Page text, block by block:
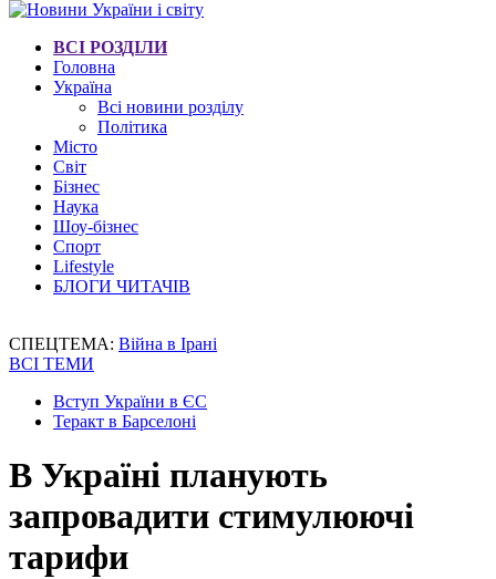
ВСІ РОЗДІЛИ
Головна
Україна
Всі новини розділу
Політика
Місто
Світ
Бізнес
Наука
Шоу-бізнес
Спорт
Lifestyle
БЛОГИ ЧИТАЧІВ
СПЕЦТЕМА: Війна в Ірані
ВСІ ТЕМИ
Вступ України в ЄС
Теракт в Барселоні
В Україні планують
запровадити стимулюючі
тарифи